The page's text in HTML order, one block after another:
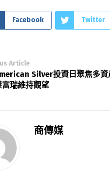
Facebook Twitter
Article
Silver投資日聚焦多資
富瑞維持觀望
商傳媒